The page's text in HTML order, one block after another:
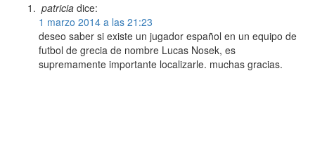
patricia dice:
1 marzo 2014 a las 21:23
deseo saber si existe un jugador español en un equipo de
futbol de grecia de nombre Lucas Nosek, es
supremamente importante localizarle. muchas gracias.